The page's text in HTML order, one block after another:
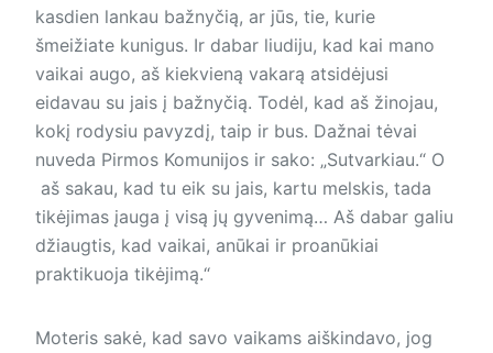
kasdien lankau bažnyčią, ar jūs, tie, kurie
šmeižiate kunigus. Ir dabar liudiju, kad kai mano
vaikai augo, aš kiekvieną vakarą atsidėjusi
eidavau su jais į bažnyčią. Todėl, kad aš žinojau,
kokį rodysiu pavyzdį, taip ir bus. Dažnai tėvai
nuveda Pirmos Komunijos ir sako: „Sutvarkiau.“ O
aš sakau, kad tu eik su jais, kartu melskis, tada
tikėjimas įauga į visą jų gyvenimą… Aš dabar galiu
džiaugtis, kad vaikai, anūkai ir proanūkiai
praktikuoja tikėjimą.“
Moteris sakė, kad savo vaikams aiškindavo, jog